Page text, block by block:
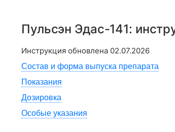
Пульсэн Эдас-141:
Инструкция обновлена 02.07.2026
Состав и форма выпуска препарата
Показания
Дозировка
Особые указания